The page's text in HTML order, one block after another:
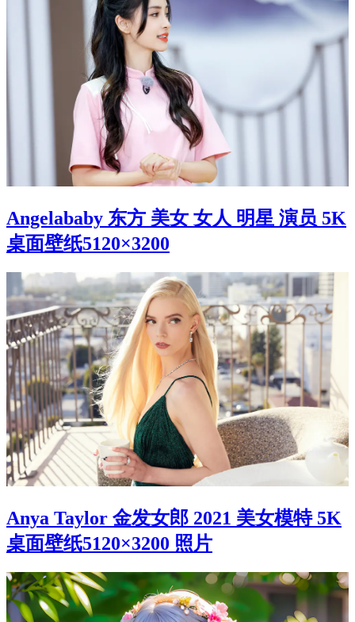
Angelababy 东方 美女 女人 明星 演员 5K
桌面壁纸5120×3200
Anya Taylor 金发女郎 2021 美女模特 5K
桌面壁纸5120×3200 照片